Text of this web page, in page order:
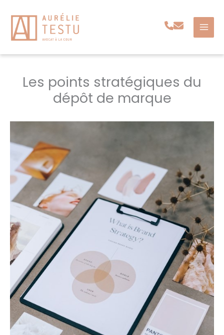
contenu
Les points stratégiques du
dépôt de marque